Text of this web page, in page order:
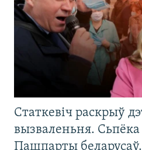
Статкевіч раскрыў
вызваленьня. Сьпёка
Пашпарты